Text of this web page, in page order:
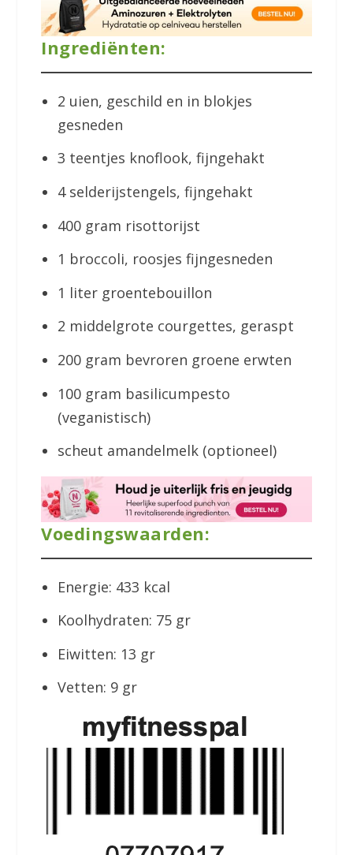
Ingrediënten:
2 uien, geschild en in blokjes
gesneden
3 teentjes knoflook, fijngehakt
4 selderijstengels, fijngehakt
400 gram risottorijst
1 broccoli, roosjes fijngesneden
1 liter groentebouillon
2 middelgrote courgettes, geraspt
200 gram bevroren groene erwten
100 gram basilicumpesto
(veganistisch)
scheut amandelmelk (optioneel)
Voedingswaarden:
Energie: 433 kcal
Koolhydraten: 75 gr
Eiwitten: 13 gr
Vetten: 9 gr